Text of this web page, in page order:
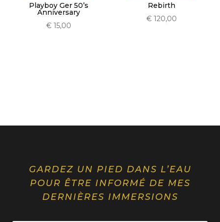
Playboy Ger 50’s
Anniversary
€15,00
Rebirth
€120,00
GARDEZ UN PIED DANS L’EAU
POUR ÊTRE INFORMÉ DE MES
DERNIÈRES IMMERSIONS